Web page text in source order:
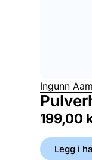
Ingunn
199,00
Legg i